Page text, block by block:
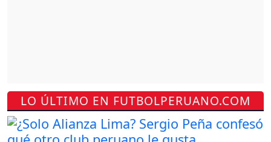
LO ÚLTIMO EN FUTBOLPERUANO.COM